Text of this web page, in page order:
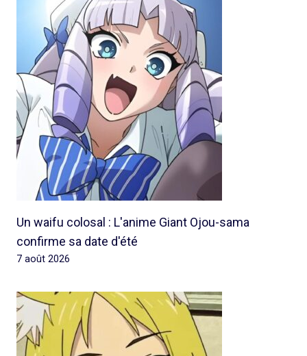
Un waifu colosal : L'anime Giant Ojou-sama
confirme sa date d'été
7 août 2026